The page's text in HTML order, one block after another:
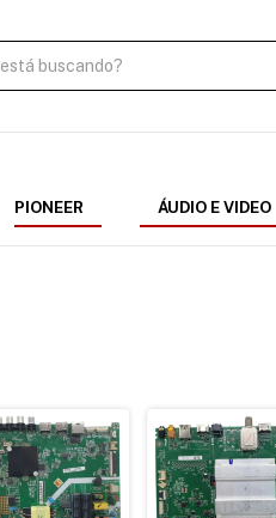
PIONEER
ÁUDIO E VIDEO